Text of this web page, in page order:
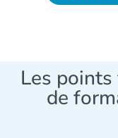
Les
de